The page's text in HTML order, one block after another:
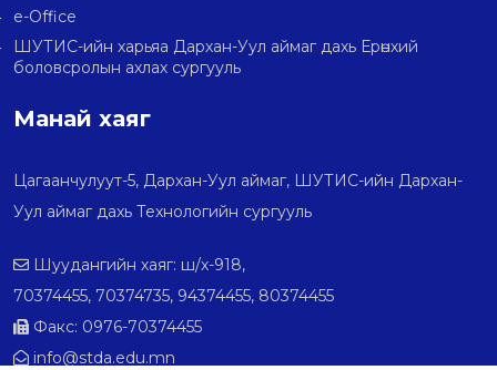
e-Office
ШУТИС-ийн харьяа Дархан-Уул аймаг дахь Ерөнхий
боловсролын ахлах сургууль
Манай хаяг
Цагаанчулуут-5, Дархан-Уул аймаг, ШУТИС-ийн Дархан-
Уул аймаг дахь Технологийн сургууль
Шуудангийн хаяг: ш/х-918,
70374455, 70374735, 94374455, 80374455
Факс: 0976-70374455
info@stda.edu.mn